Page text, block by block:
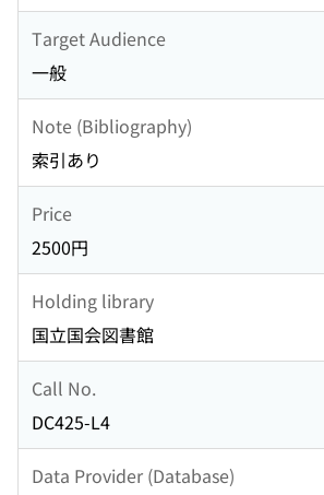
Target Audience
一般
Note (Bibliography)
索引あり
Price
2500円
Holding library
国立国会図書館
Call No.
DC425-L4
Data Provider (Database)